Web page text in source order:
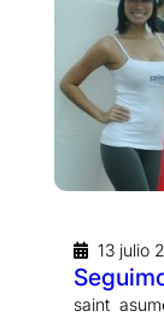
13 julio
saint